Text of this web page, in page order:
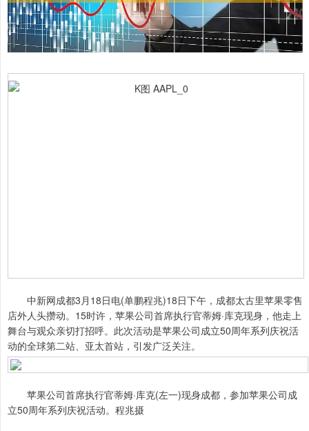
中新网成都3月18日电(单鹏程兆)18日下午，成都太古里苹果零售
店外人头攒动。15时许，苹果公司首席执行官蒂姆·库克现身，他走上
舞台与观众亲切打招呼。此次活动是苹果公司成立50周年系列庆祝活
动的全球第二站、亚太首站，引发广泛关注。
苹果公司首席执行官蒂姆·库克(左一)现身成都，参加苹果公司成
立50周年系列庆祝活动。程兆摄